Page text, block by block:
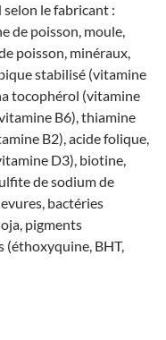
le fabricant :
de poisson, moule,
poisson, minéraux,
stabilisé (vitamine
tocophérol (vitamine
B6), thiamine
B2), acide folique,
D3), biotine,
de sodium de
bactéries
pigments
(éthoxyquine, BHT,